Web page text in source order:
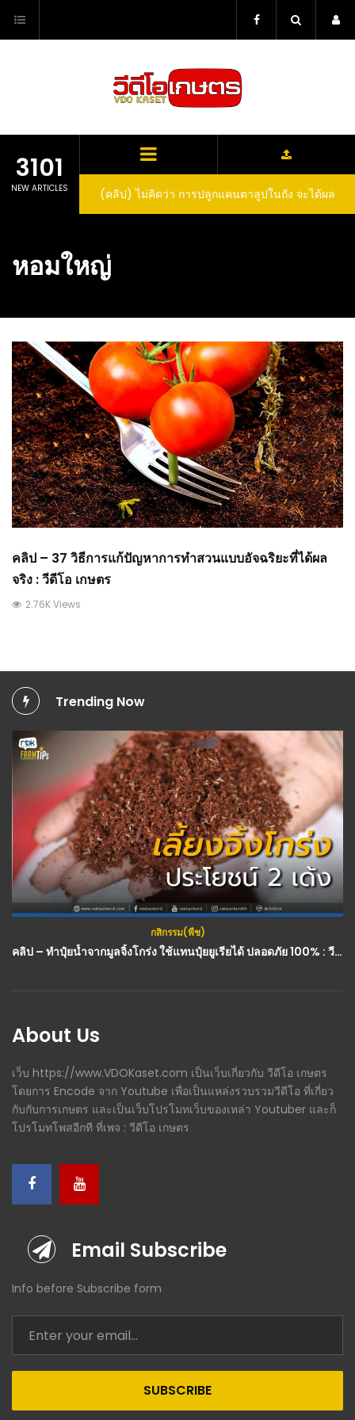
content
3101
NEW ARTICLES
(คลิป) ไม่คิดว่า การปลูกแคนตาลูปในถัง จะได้ผล
ลูกโตและหวานขนาดนี้ I didn’t expect that
หอมใหญ่
คลิป – 37 วิธีการแก้ปัญหาการทำสวนแบบอัจฉริยะที่ได้ผล
จริง : วีดีโอ เกษตร
2.76K Views
Trending Now
กสิกรรม(พืช)
คลิป – ทำปุ๋ยน้ำจากมูลจิ้งโกร่ง ใช้แทนปุ๋ยยูเรียได้ ปลอดภัย 100% : วีดีโอ เกษตร
About Us
เว็บ https://www.VDOKaset.com เป็นเว็บเกี่ยวกับ วีดีโอ เกษตร
โดยการ Encode จาก Youtube เพื่อเป็นแหล่งรวบรวมวีดีโอ ที่เกี่ยว
กับกับการเกษตร และเป็นเว็บโปรโมทเว็บของเหล่า Youtuber และก็
โปรโมทโพสอีกที ที่เพจ : วีดีโอ เกษตร
Email Subscribe
Info before Subscribe form
SUBSCRIBE